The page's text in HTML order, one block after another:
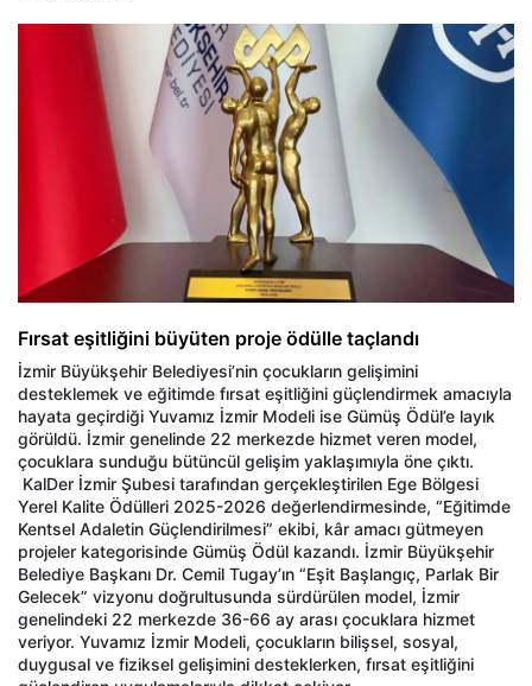
Fırsat eşitliğini büyüten proje ödülle taçlandı
İzmir Büyükşehir Belediyesi’nin çocukların gelişimini
desteklemek ve eğitimde fırsat eşitliğini güçlendirmek amacıyla
hayata geçirdiği Yuvamız İzmir Modeli ise Gümüş Ödül’e layık
görüldü. İzmir genelinde 22 merkezde hizmet veren model,
çocuklara sunduğu bütüncül gelişim yaklaşımıyla öne çıktı.
KalDer İzmir Şubesi tarafından gerçekleştirilen Ege Bölgesi
Yerel Kalite Ödülleri 2025-2026 değerlendirmesinde, “Eğitimde
Kentsel Adaletin Güçlendirilmesi” ekibi, kâr amacı gütmeyen
projeler kategorisinde Gümüş Ödül kazandı. İzmir Büyükşehir
Belediye Başkanı Dr. Cemil Tugay’ın “Eşit Başlangıç, Parlak Bir
Gelecek” vizyonu doğrultusunda sürdürülen model, İzmir
genelindeki 22 merkezde 36-66 ay arası çocuklara hizmet
veriyor. Yuvamız İzmir Modeli, çocukların bilişsel, sosyal,
duygusal ve fiziksel gelişimini desteklerken, fırsat eşitliğini